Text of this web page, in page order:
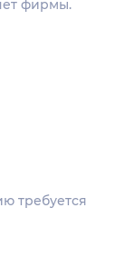
фирмы.
требуется